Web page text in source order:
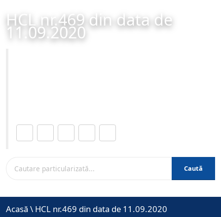
HCL nr.469 din data de
11.09.2020
Caută
Acasă \ HCL nr.469 din data de 11.09.2020